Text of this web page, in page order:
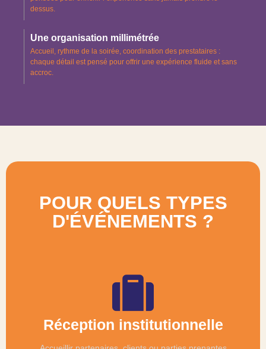
dessus.
Une organisation millimétrée
Accueil, rythme de la soirée, coordination des prestataires :
chaque détail est pensé pour offrir une expérience fluide et sans
accroc.
POUR QUELS TYPES
D'ÉVÉNEMENTS ?
Réception institutionnelle